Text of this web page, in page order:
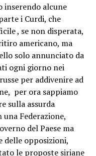
inserendo alcune
i Curdi, che
, se non disperata,
americano, ma
solo annunciato da
ogni giorno nei
per addivenire ad
per ora sappiamo
sulla assurda
Federazione,
del Paese ma
delle opposizioni,
le proposte siriane